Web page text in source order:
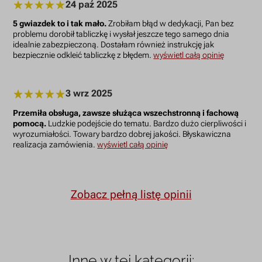
24 paź 2025
5 gwiazdek to i tak mało.Zrobiłam błąd w dedykacji, Pan bez
problemu dorobił tabliczkę i wysłał jeszcze tego samego dnia
idealnie zabezpieczoną. Dostałam również instrukcję jak
bezpiecznie odkleić tabliczkę z błędem.wyświetl całą opinię
3 wrz 2025
Przemiła obsługa, zawsze służąca wszechstronną i fachową
pomocą. Ludzkie podejście do tematu. Bardzo dużo cierpliwości i
wyrozumiałości. Towary bardzo dobrej jakości. Błyskawiczna
realizacja zamówienia.wyświetl całą opinię
Zobacz pełną listę opinii